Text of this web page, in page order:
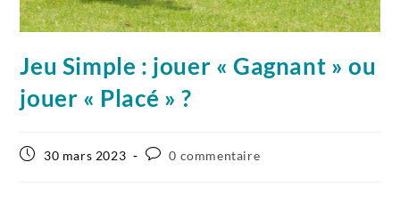
Jeu Simple : jouer « Gagnant » ou
jouer « Placé » ?
30 mars 2023 0 commentaire